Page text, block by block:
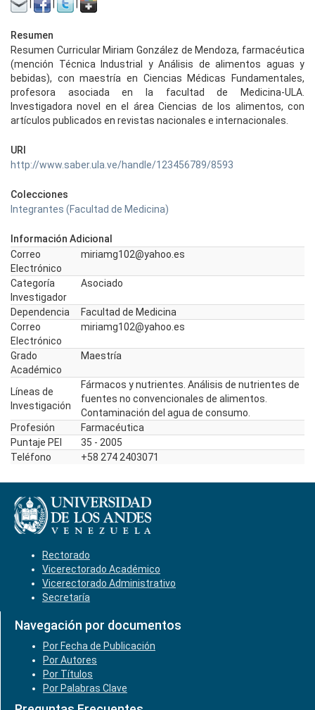
Resumen
Resumen Curricular Miriam González de Mendoza, farmacéutica
(mención Técnica Industrial y Análisis de alimentos aguas y
bebidas), con maestría en Ciencias Médicas Fundamentales,
profesora asociada en la facultad de Medicina-ULA.
Investigadora novel en el área Ciencias de los alimentos, con
artículos publicados en revistas nacionales e internacionales.
URI
http://www.saber.ula.ve/handle/123456789/8593
Colecciones
Integrantes (Facultad de Medicina)
Información Adicional
Correo
Electrónico
miriamg102@yahoo.es
Categoría
Investigador
Asociado
Dependencia
Facultad de Medicina
Correo
Electrónico
miriamg102@yahoo.es
Grado
Académico
Maestría
Líneas de
Investigación
Fármacos y nutrientes. Análisis de nutrientes de
fuentes no convencionales de alimentos.
Contaminación del agua de consumo.
Profesión
Farmacéutica
Puntaje PEI
35 - 2005
Teléfono
+58 274 2403071
Rectorado
Vicerectorado Académico
Vicerectorado Administrativo
Secretaría
Navegación por documentos
Por Fecha de Publicación
Por Autores
Por Títulos
Por Palabras Clave